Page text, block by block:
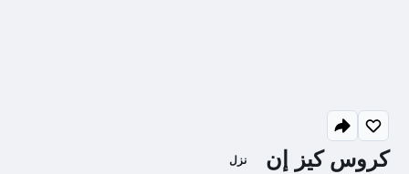
كروس كيز إن نزل